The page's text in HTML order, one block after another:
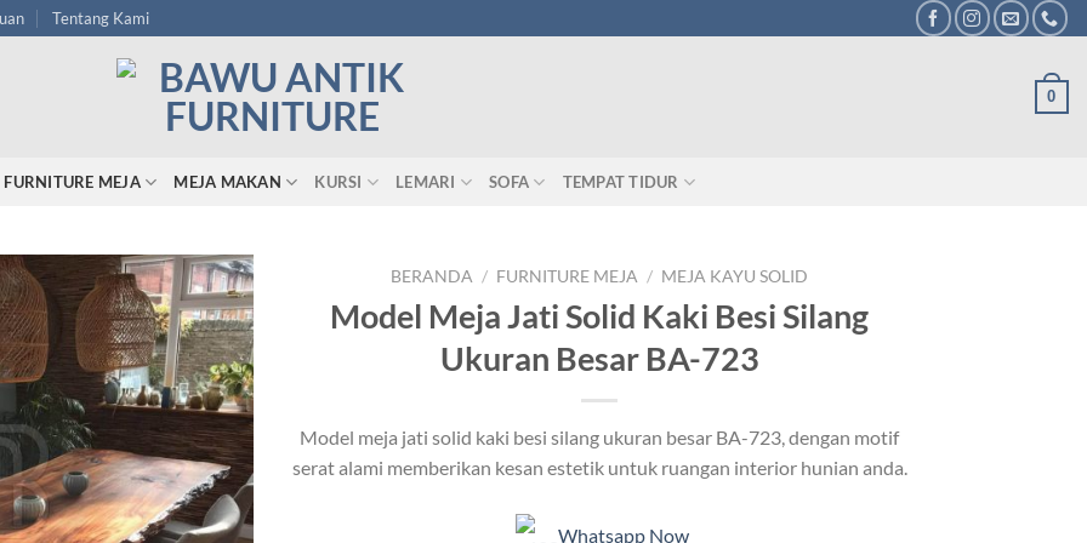
Tentang Kami
0
FURNITURE MEJA MEJA MAKAN KURSI LEMARI SOFA TEMPAT TIDUR
BERANDA / FURNITURE MEJA / MEJA KAYU SOLID
Model Meja Jati Solid Kaki Besi Silang
Ukuran Besar BA-723
Model meja jati solid kaki besi silang ukuran besar BA-723, dengan motif
serat alami memberikan kesan estetik untuk ruangan interior hunian anda.
Whatsapp Now